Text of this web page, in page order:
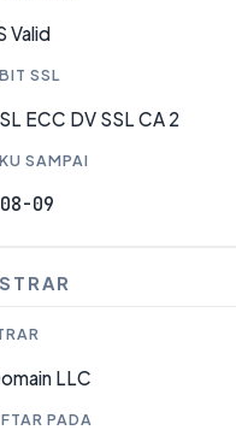
Valid
SSL
ECC DV SSL CA 2
SAMPAI
09
LLC
PADA